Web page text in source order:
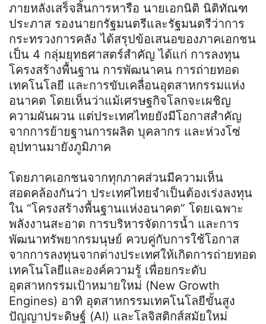
ภายหลังเสร็จสิ้นการหารือ นายเอกนิติ นิติทัณฑ
ประภาส รองนายกรัฐมนตรีและรัฐมนตรีว่าการ
กระทรวงการคลัง ได้สรุปข้อเสนอของภาคเอกชน
เป็น 4 กลุ่มยุทธศาสตร์สำคัญ ได้แก่ การลงทุน
โครงสร้างพื้นฐาน การพัฒนาคน การถ่ายทอด
เทคโนโลยี และการขับเคลื่อนอุตสาหกรรมแห่ง
อนาคต โดยเห็นว่าแม้เศรษฐกิจโลกจะเผชิญ
ความผันผวน แต่ประเทศไทยยังมีโอกาสสำคัญ
จากการย้ายฐานการผลิต บุคลากร และห่วงโซ่
อุปทานมายังภูมิภาค
โดยภาคเอกชนจากทุกภาคส่วนมีความเห็น
สอดคล้องกันว่า ประเทศไทยจำเป็นต้องเร่งลงทุน
ใน “โครงสร้างพื้นฐานแห่งอนาคต” โดยเฉพาะ
พลังงานสะอาด การบริหารจัดการน้ำ และการ
พัฒนาทรัพยากรมนุษย์ ควบคู่กับการใช้โอกาส
จากการลงทุนจากต่างประเทศให้เกิดการถ่ายทอด
เทคโนโลยีและองค์ความรู้ เพื่อยกระดับ
อุตสาหกรรมเป้าหมายใหม่ (New Growth
Engines) อาทิ อุตสาหกรรมเทคโนโลยีขั้นสูง
ปัญญาประดิษฐ์ (AI) และโลจิสติกส์สมัยใหม่